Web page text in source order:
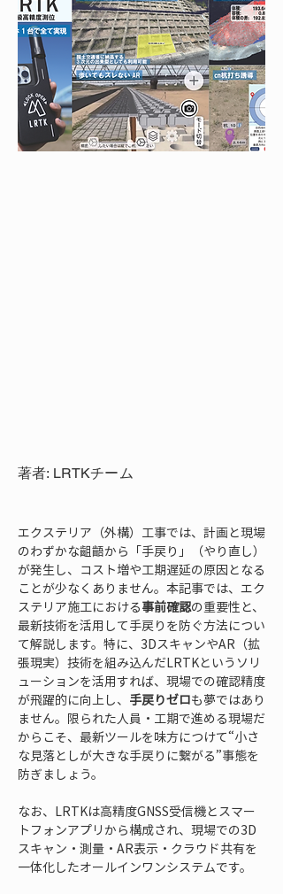
著者: LRTKチーム
エクステリア（外構）工事では、計画と現場
のわずかな齟齬から「手戻り」（やり直し）
が発生し、コスト増や工期遅延の原因となる
ことが少なくありません。本記事では、エク
ステリア施工における事前確認の重要性と、
最新技術を活用して手戻りを防ぐ方法につい
て解説します。特に、3DスキャンやAR（拡
張現実）技術を組み込んだLRTKというソリ
ューションを活用すれば、現場での確認精度
が飛躍的に向上し、 手戻りゼロも夢ではあり
ません。限られた人員・工期で進める現場だ
からこそ、最新ツールを味方につけて“小さ
な見落としが大きな手戻りに繋がる”事態を
防ぎましょう。
なお、LRTKは高精度GNSS受信機とスマー
トフォンアプリから構成され、現場での3D
スキャン・測量・AR表示・クラウド共有を
一体化したオールインワンシステムです。